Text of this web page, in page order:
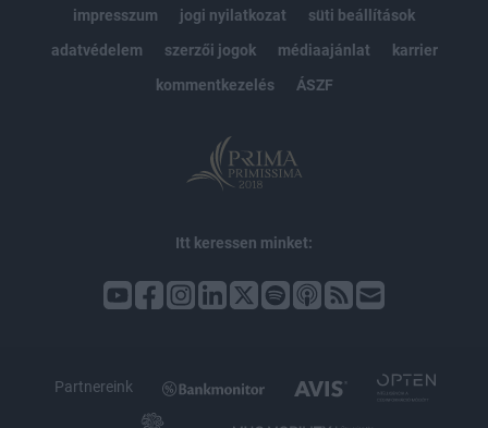
impresszum
jogi nyilatkozat
süti beállítások
adatvédelem
szerzői jogok médiaajánlat
karrier
kommentkezelés
ÁSZF
Itt keressen minket:
Partnereink